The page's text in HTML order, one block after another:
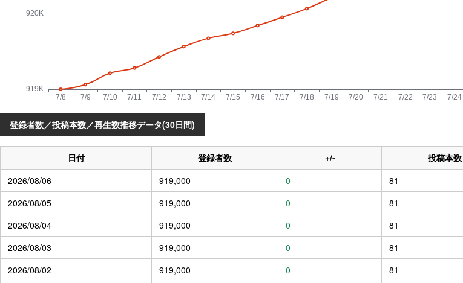
登録者数／投稿本数／再生数推移データ(30日間)
日付 登録者数 +/- 投稿本数
2026/08/06
919,000 0 81
2026/08/05
919,000 0 81
2026/08/04
919,000 0 81
2026/08/03
919,000 0 81
2026/08/02
919,000 0 81